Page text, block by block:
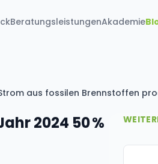
BeratungsleistungenAkademie
aus fossilen Brennstoffen
2024 50 %